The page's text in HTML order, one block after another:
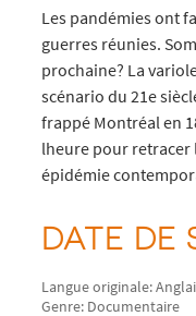
Les pandémies ont
guerres réunies.
prochaine? La
scénario du 21e
frappé Montréal en
lheure pour retracer
épidémie
DATE DE
Langue originale:
Genre: Documentaire